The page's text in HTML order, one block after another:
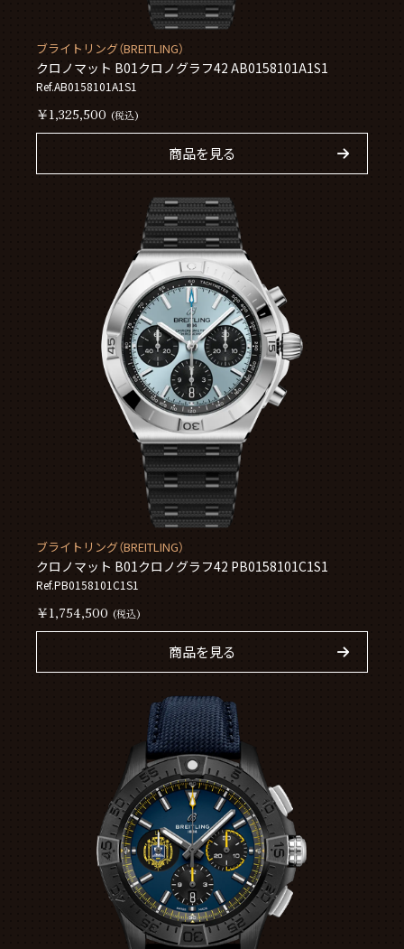
ブライトリング（BREITLING）
クロノマット B01クロノグラフ42 AB0158101A1S1
Ref.AB0158101A1S1
￥1,325,500 (税込)
商品を見る
ブライトリング（BREITLING）
クロノマット B01クロノグラフ42 PB0158101C1S1
Ref.PB0158101C1S1
￥1,754,500 (税込)
商品を見る